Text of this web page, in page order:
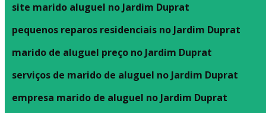
site marido aluguel no Jardim Duprat
pequenos reparos residenciais no Jardim Duprat
marido de aluguel preço no Jardim Duprat
serviços de marido de aluguel no Jardim Duprat
empresa marido de aluguel no Jardim Duprat